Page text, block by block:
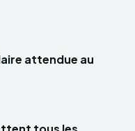
attendue au